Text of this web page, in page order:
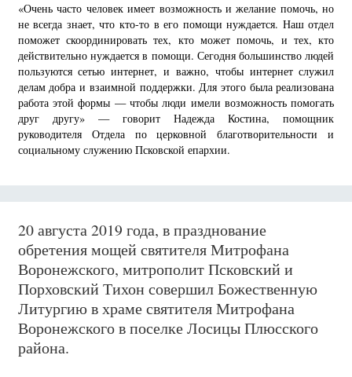
«Очень часто человек имеет возможность и желание помочь, но
не всегда знает, что кто-то в его помощи нуждается. Наш отдел
поможет скоординировать тех, кто может помочь, и тех, кто
действительно нуждается в помощи. Сегодня большинство людей
пользуются сетью интернет, и важно, чтобы интернет служил
делам добра и взаимной поддержки. Для этого была реализована
работа этой формы — чтобы люди имели возможность помогать
друг другу» — говорит Надежда Костина, помощник
руководителя Отдела по церковной благотворительности и
социальному служению Псковской епархии.
20 августа 2019 года, в празднование
обретения мощей святителя Митрофана
Воронежского, митрополит Псковский и
Порховский Тихон совершил Божественную
Литургию в храме святителя Митрофана
Воронежского в поселке Лосицы Плюсского
района.